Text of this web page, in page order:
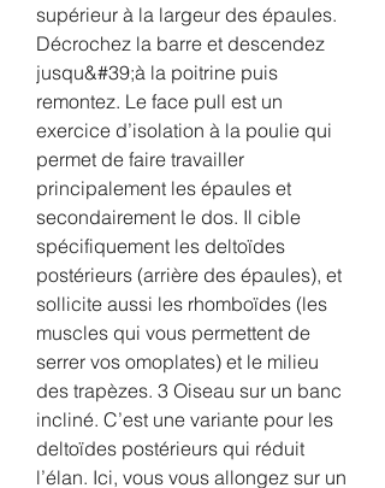
supérieur à la largeur des épaules.
Décrochez la barre et descendez
jusqu&#39;à la poitrine puis
remontez. Le face pull est un
exercice d’isolation à la poulie qui
permet de faire travailler
principalement les épaules et
secondairement le dos. Il cible
spécifiquement les deltoïdes
postérieurs (arrière des épaules), et
sollicite aussi les rhomboïdes (les
muscles qui vous permettent de
serrer vos omoplates) et le milieu
des trapèzes. 3 Oiseau sur un banc
incliné. C’est une variante pour les
deltoïdes postérieurs qui réduit
l’élan. Ici, vous vous allongez sur un